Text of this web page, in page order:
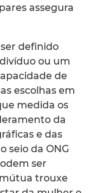
assegura
definido
ou um
de
escolhas em
medida os
da
e das
seio da ONG
ser
trouxe